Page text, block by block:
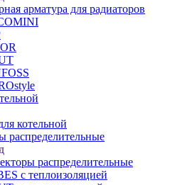
арматура для радиаторов
котельной
распределительные
распределительные
с теплоизоляцией